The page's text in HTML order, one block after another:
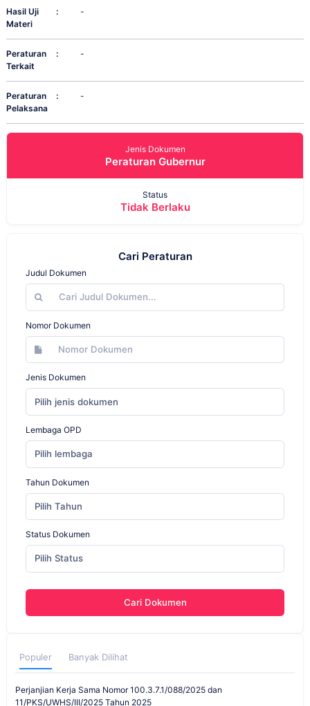
Hasil Uji
Materi
: -
Peraturan
Terkait
: -
Peraturan
Pelaksana
: -
Jenis Dokumen
Peraturan Gubernur
Status
Tidak Berlaku
Cari Peraturan
Judul Dokumen
Nomor Dokumen
Jenis Dokumen
Pilih jenis dokumen
Lembaga OPD
Pilih lembaga
Tahun Dokumen
Pilih Tahun
Status Dokumen
Pilih Status
Cari Dokumen
Populer Banyak Dilihat
Perjanjian Kerja Sama Nomor 100.3.7.1/088/2025 dan
11/PKS/UWHS/III/2025 Tahun 2025